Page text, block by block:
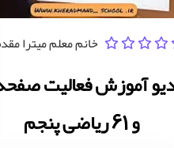
خانم معلم میترا
و 61 ریاضی پنجم